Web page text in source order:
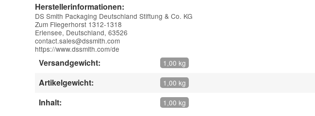
Herstellerinformationen:
DS Smith Packaging Deutschland Stiftung & Co. KG
Zum Fliegerhorst 1312-1318
Erlensee, Deutschland, 63526
contact.sales@dssmith.com
https://www.dssmith.com/de
Versandgewicht: 1,00 kg
Artikelgewicht: 1,00 kg
Inhalt: 1,00 kg